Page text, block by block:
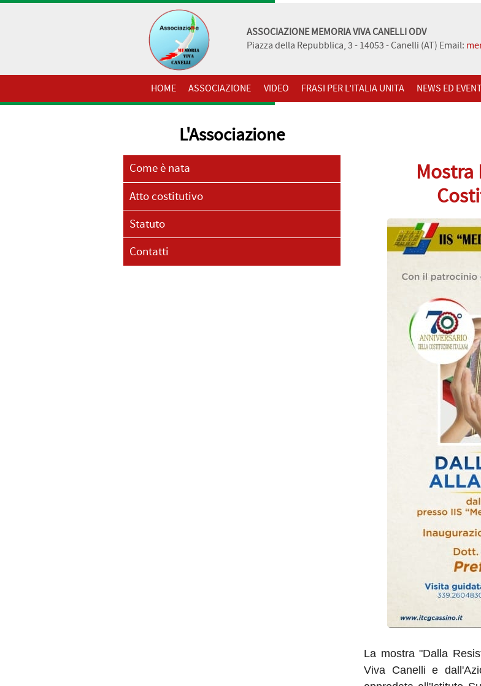
ASSOCIAZIONE MEMORIA VIVA CANELLI ODV
Piazza della Repubblica, 3 - 14053 - Canelli (AT) Email:
HOME ASSOCIAZIONE VIDEO FRASI PER L’ITALIA UNITA NEWS ED
L'Associazione
Come è nata
Atto costitutivo
Statuto
Contatti
Mostra
La mostra "Dalla
Viva Canelli e